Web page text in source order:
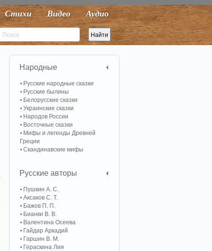
Стихи Видео Аудио
Народные
Русские народные сказки
Русские былины
Белорусские сказки
Украинские сказки
Народов России
Восточные сказки
Мифы и легенды Древней
Греции
Скандинавские мифы
Русские авторы
Пушкин А. С.
Аксаков С. Т.
Бажов П. П.
Бианки В. В.
Валентина Осеева
Гайдар Аркадий
Гаршин В. М.
Гераскина Лия